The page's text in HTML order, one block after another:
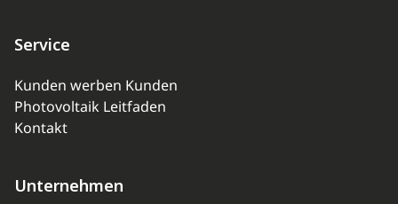
Service
Kunden werben Kunden
Photovoltaik Leitfaden
Kontakt
Unternehmen